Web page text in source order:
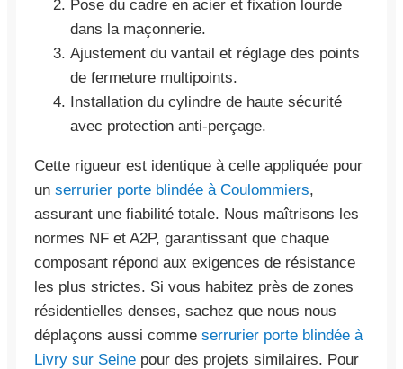
Pose du cadre en acier et fixation lourde
dans la maçonnerie.
Ajustement du vantail et réglage des points
de fermeture multipoints.
Installation du cylindre de haute sécurité
avec protection anti-perçage.
Cette rigueur est identique à celle appliquée pour
un serrurier porte blindée à Coulommiers,
assurant une fiabilité totale. Nous maîtrisons les
normes NF et A2P, garantissant que chaque
composant répond aux exigences de résistance
les plus strictes. Si vous habitez près de zones
résidentielles denses, sachez que nous nous
déplaçons aussi comme serrurier porte blindée à
Livry sur Seine pour des projets similaires. Pour